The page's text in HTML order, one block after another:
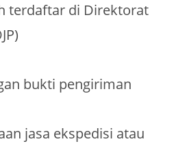
terdaftar di Direktorat
bukti pengiriman
jasa ekspedisi atau